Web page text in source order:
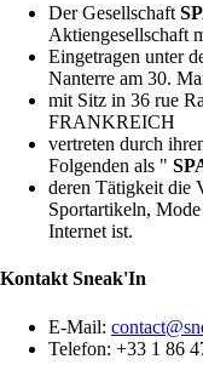
Der Gesellschaft
Aktiengesellschaft
Eingetragen unter
Nanterre am 30.
mit Sitz in 36 rue
FRANKREICH
vertreten durch
Folgenden als "
deren Tätigkeit die
Sportartikeln,
Internet ist.
Kontakt Sneak'In
E-Mail:
Telefon: +33 1 86